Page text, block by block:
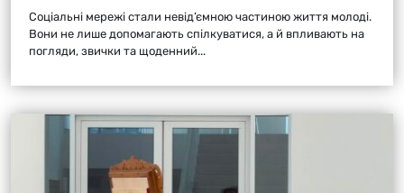
Соціальні мережі стали невід’ємною частиною життя молоді.
Вони не лише допомагають спілкуватися, а й впливають на
погляди, звички та щоденний...